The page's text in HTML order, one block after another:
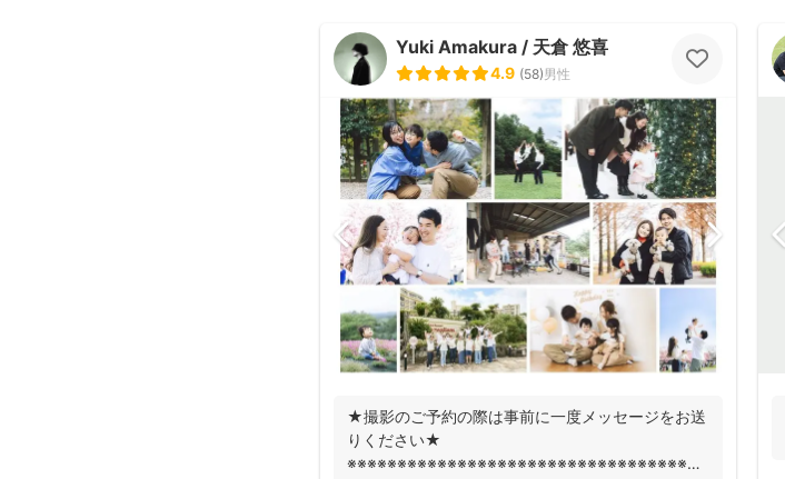
Yuki Amakura / 天倉 悠喜
4.9 (58)男性
★撮影のご予約の際は事前に一度メッセージをお送
りください★
※※※※※※※※※※※※※※※※※※※※※※※※※※※※※※※※※※※※